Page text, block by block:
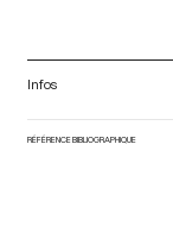
Infos
RÉFÉRENCE BIBLIOGRAPHIQUE